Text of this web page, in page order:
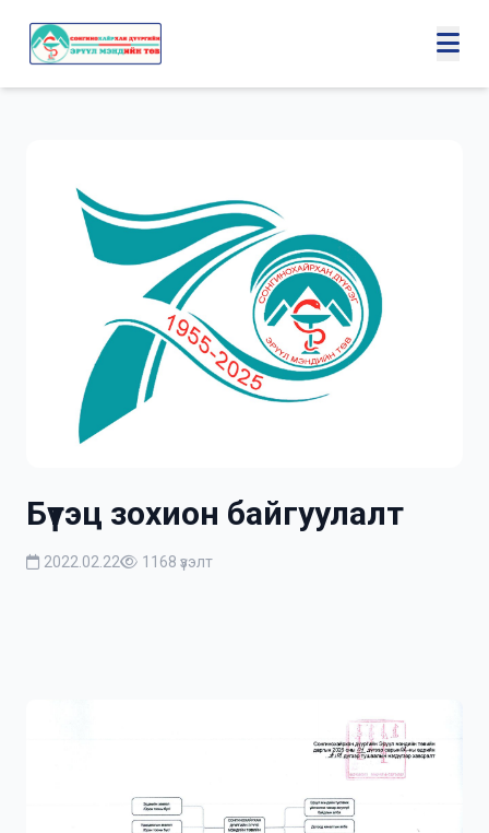
Бүтэц зохион байгуулалт
2022.02.22 1168 үзэлт